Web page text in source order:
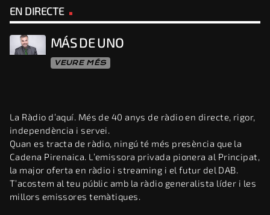
EN DIRECTE
MÁS DE UNO
VEURE MÉS
La Ràdio d’aquí. Més de 40 anys de ràdio en directe, rigor,
independència i servei.
Quan es tracta de ràdio, ningú té més presència que la
Cadena Pirenaica. L’emissora privada pionera al Principat,
la major oferta en ràdio i streaming i el futur del DAB.
T’acostem al teu públic amb la ràdio generalista líder i les
millors emissores temàtiques.